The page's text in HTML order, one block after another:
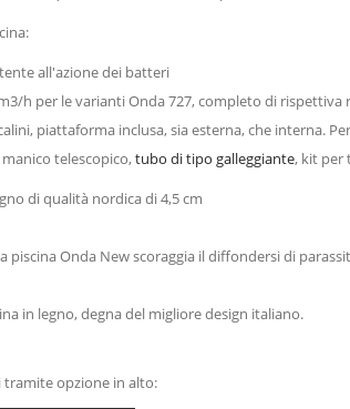
all'azione dei batteri
h per le varianti Onda 727, completo di rispettiva
piattaforma inclusa, sia esterna, che interna.
telescopico,tubo di tipo galleggiante, kit per
di qualità nordica di 4,5 cm
Onda New scoraggia il diffondersi di
in legno, degna del migliore design italiano.
tramite opzione in alto: